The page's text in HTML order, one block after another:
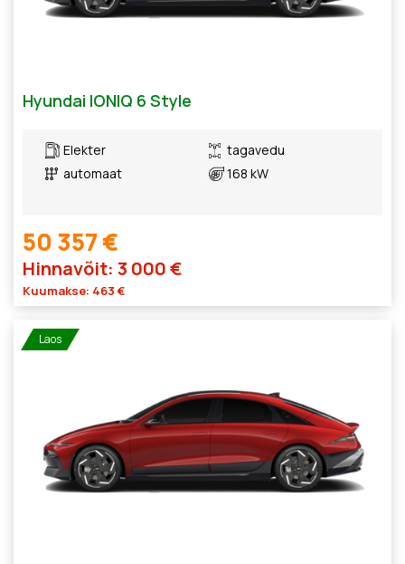
Hyundai IONIQ 6 Style
Elekter
automaat
tagavedu
168 kW
50 357 €
Hinnavõit: 3 000 €
Kuumakse: 463 €
Laos